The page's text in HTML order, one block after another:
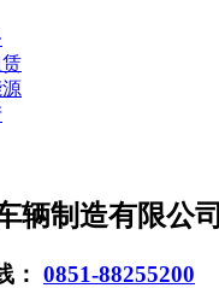
辆制造有限公司
： 0851-88255200